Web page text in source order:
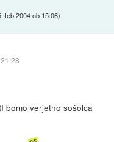
feb 2004 ob 15:06)
bomo verjetno sošolca